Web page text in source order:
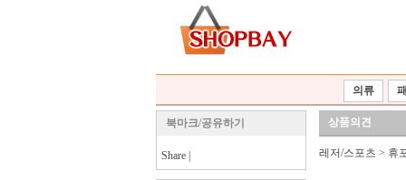
의류
북마크/공유하기
Share
상품의견
레저/스포츠 > 휴